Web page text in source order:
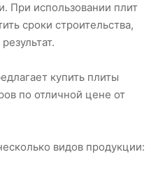
При использовании плит
сроки строительства,
купить плиты
по отличной цене от
видов продукции: